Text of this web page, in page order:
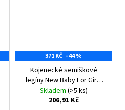
371 KČ –44 %
Kojenecké semiškové
legíny New Baby For Girls
68 (4-6m)
Skladem (>5 ks)
206,91 Kč